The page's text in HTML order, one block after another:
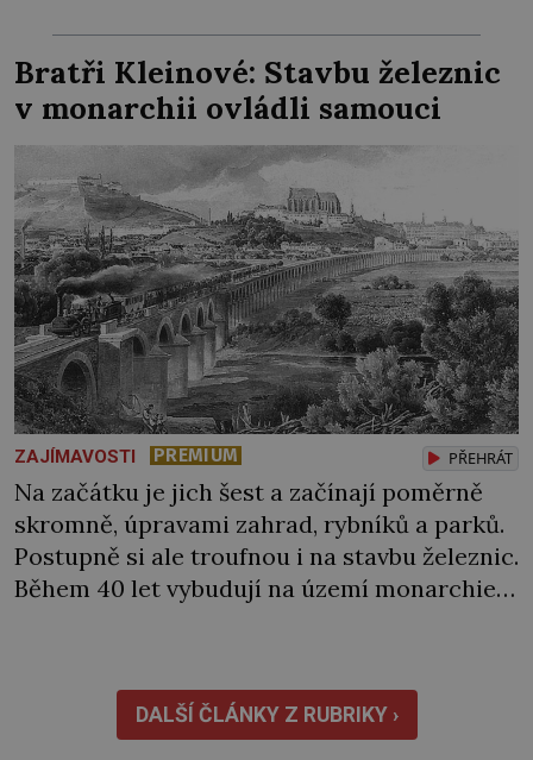
cejchu zrádce se už nezbaví… Tři roky
stačily! Škola pro něj není. Jindřich Michal
Hýzrle z Chodů (1575–1665) se v ní nudí. 10letý
chlapec chce procestovat […]
Bratři Kleinové: Stavbu železnic
v monarchii ovládli samouci
ZAJÍMAVOSTI PREMIUM PŘEHRÁT
Na začátku je jich šest a začínají poměrně
skromně, úpravami zahrad, rybníků a parků.
Postupně si ale troufnou i na stavbu železnic.
Během 40 let vybudují na území monarchie
ducha zdědí bratři Kleinové po otci
Johannovi (1756–1835), který má malý statek
na Jesenicku […]
DALŠÍ ČLÁNKY Z RUBRIKY ›